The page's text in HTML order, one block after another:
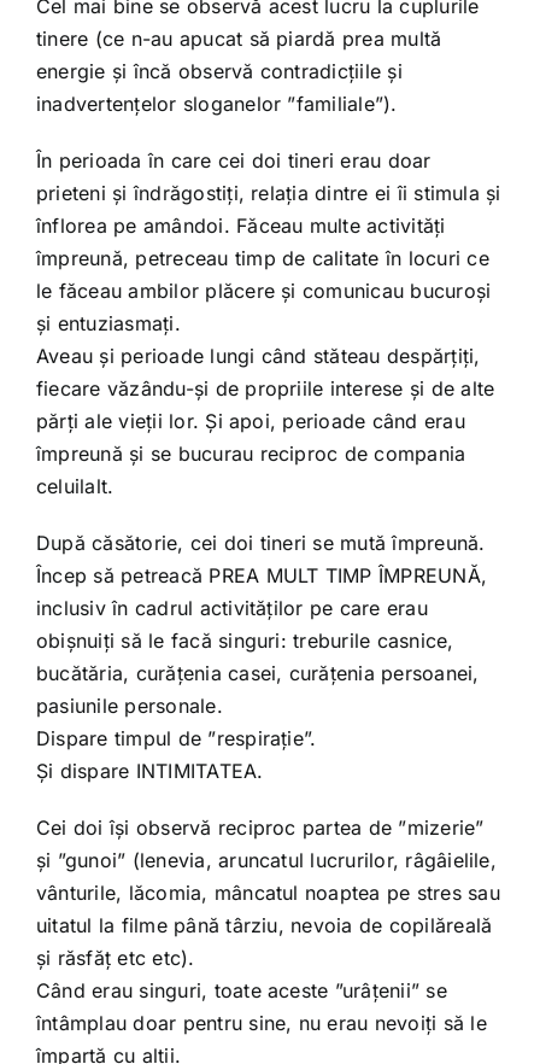
Cel mai bine se observă acest lucru la cuplurile
tinere (ce n-au apucat să piardă prea multă
energie și încă observă contradicțiile și
inadvertențelor sloganelor ”familiale”).
În perioada în care cei doi tineri erau doar
prieteni și îndrăgostiți, relația dintre ei îi stimula și
înflorea pe amândoi. Făceau multe activități
împreună, petreceau timp de calitate în locuri ce
le făceau ambilor plăcere și comunicau bucuroși
și entuziasmați.
Aveau și perioade lungi când stăteau despărțiți,
fiecare văzându-și de propriile interese și de alte
părți ale vieții lor. Și apoi, perioade când erau
împreună și se bucurau reciproc de compania
celuilalt.
După căsătorie, cei doi tineri se mută împreună.
Încep să petreacă PREA MULT TIMP ÎMPREUNĂ,
inclusiv în cadrul activităților pe care erau
obișnuiți să le facă singuri: treburile casnice,
bucătăria, curățenia casei, curățenia persoanei,
pasiunile personale.
Dispare timpul de ”respirație”.
Și dispare INTIMITATEA.
Cei doi își observă reciproc partea de ”mizerie”
și ”gunoi” (lenevia, aruncatul lucrurilor, râgâielile,
vânturile, lăcomia, mâncatul noaptea pe stres sau
uitatul la filme până târziu, nevoia de copilăreală
și răsfăț etc etc).
Când erau singuri, toate aceste ”urâțenii” se
întâmplau doar pentru sine, nu erau nevoiți să le
împartă cu alții.